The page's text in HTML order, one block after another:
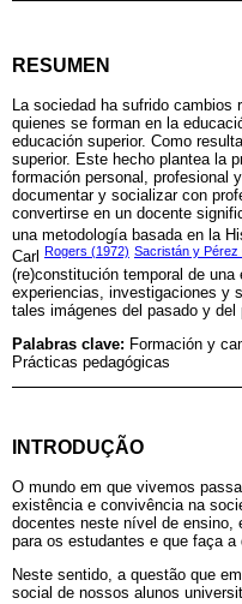
RESUMEN
La sociedad ha sufrido cambios
quienes se forman en la
educación superior. Como
superior. Este hecho plantea la
formación personal, profesional
documentar y socializar con
convertirse en un docente
una metodología basada en la
Carl Rogers (1972) Sacristán y Pérez
(re)constitución temporal de
experiencias, investigaciones y
tales imágenes del pasado y
Palabras clave: Formación y
Prácticas pedagógicas
INTRODUÇÃO
O mundo em que vivemos
existência e convivência na
docentes neste nível de ensino,
para os estudantes e que faça
Neste sentido, a questão que
social de nossos alunos